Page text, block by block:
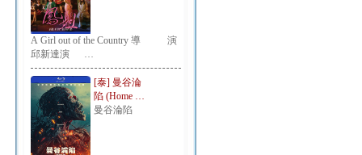
A Girl out of the Country 導 演：
邱新達演 …
[泰] 曼谷淪
陷 (Home …
曼谷淪陷